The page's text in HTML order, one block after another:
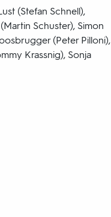
(Stefan Schnell),
Schuster), Simon
(Peter Pilloni),
Krassnig), Sonja